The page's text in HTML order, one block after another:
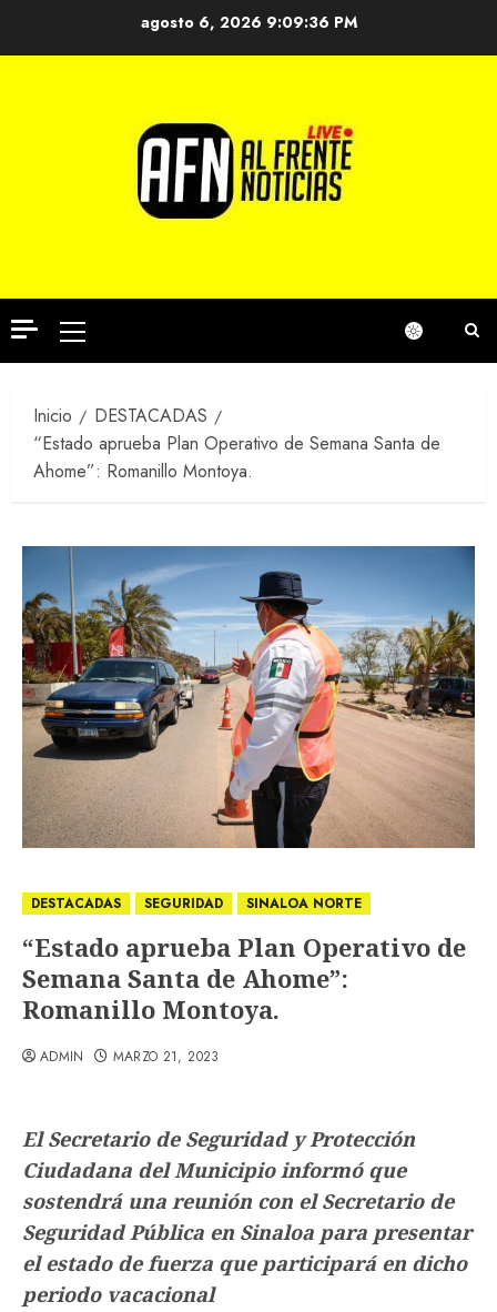
agosto 6, 2026 9:09:36 PM
Menú
principal
Inicio
DESTACADAS
“Estado aprueba Plan Operativo de Semana Santa de
Ahome”: Romanillo Montoya.
DESTACADAS SEGURIDAD SINALOA NORTE
“Estado aprueba Plan Operativo de
Semana Santa de Ahome”:
Romanillo Montoya.
ADMIN MARZO 21, 2023
El Secretario de Seguridad y Protección
Ciudadana del Municipio informó que
sostendrá una reunión con el Secretario de
Seguridad Pública en Sinaloa para presentar
el estado de fuerza que participará en dicho
periodo vacacional